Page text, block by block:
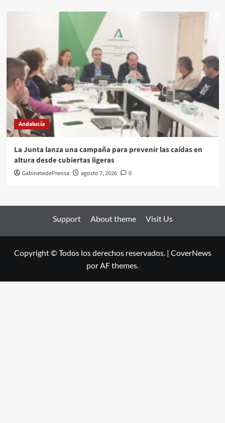
Andalucía
La Junta lanza una campaña para prevenir las caídas en
altura desde cubiertas ligeras
GabinetedePrensa agosto 7, 2026 0
Support About theme Visit Us
Copyright © Todos los derechos reservados. | CoverNews
por AF themes.